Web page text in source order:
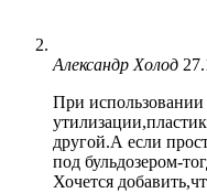
Александр Холод
При
другой.А если
под бульдозером-
Хочется